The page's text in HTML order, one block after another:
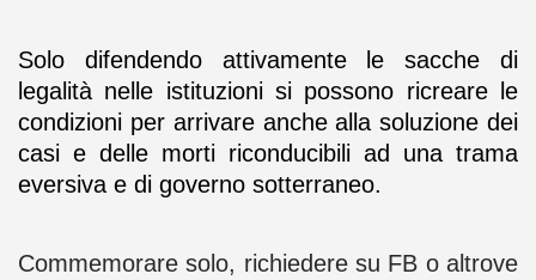
Solo difendendo attivamente le sacche di
legalità nelle istituzioni si possono ricreare le
condizioni per arrivare anche alla soluzione dei
casi e delle morti riconducibili ad una trama
eversiva e di governo sotterraneo.
Commemorare solo, richiedere su FB o altrove